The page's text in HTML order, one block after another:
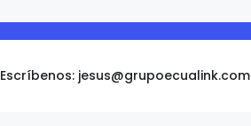
Escríbenos: jesus@grupoecualink.com